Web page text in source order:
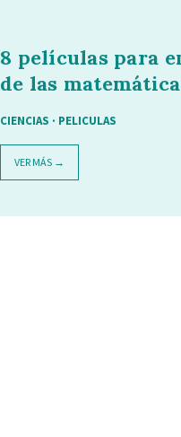
8 películas para
de las
CIENCIAS · PELICULAS
VER MÁS →